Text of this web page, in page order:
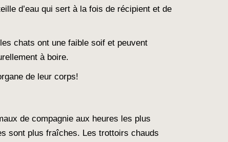
d’eau qui sert à la fois de récipient et de
chats ont une faible soif et peuvent
à boire.
de leur corps!
de compagnie aux heures les plus
sont plus fraîches. Les trottoirs chauds